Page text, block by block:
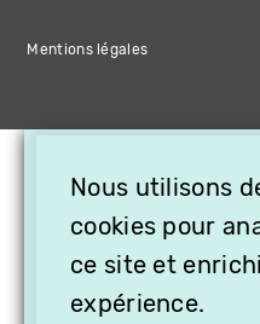
Mentions légales
Nous utilisons
cookies pour
ce site et
expérience.
OFFREZ
CADEAU,
PROCHES